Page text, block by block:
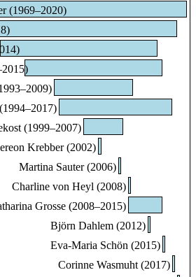
(1969–2020)
(1999–2007)
Krebber (2002)
Martina Sauter (2006)
Charline von Heyl (2008)
Grosse (2008–2015)
Björn Dahlem (2012)
Eva-Maria Schön (2015)
Corinne Wasmuht (2017)